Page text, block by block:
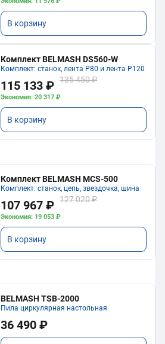
В корзину
Комплект BELMASH DS560-W
Комплект: станок, лента P80 и лента P120
115 133 ₽ 135 450 ₽
Экономия: 20 317 ₽
В корзину
Комплект BELMASH MCS-500
Комплект: станок, цепь, звездочка, шина
107 967 ₽ 127 020 ₽
Экономия: 19 053 ₽
В корзину
BELMASH TSB-2000
Пила циркулярная настольная
36 490 ₽